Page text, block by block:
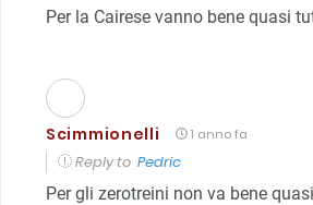
Per la Cairese vanno bene quasi
Scimmionelli 1 anno fa
Reply to Pedric
Per gli zerotreini non va bene